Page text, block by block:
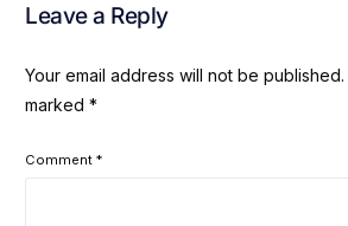
Leave a Reply
Your email address will not be published.
marked*
Comment*